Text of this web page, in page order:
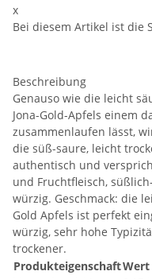
x
Bei diesem Artikel ist die
Beschreibung
Genauso wie die leicht
Jona-Gold-Apfels einem
zusammenlaufen lässt,
die süß-saure, leicht
authentisch und
und Fruchtfleisch,
würzig. Geschmack: die
Gold Apfels ist perfekt
würzig, sehr hohe
trockener.
ProdukteigenschaftWert